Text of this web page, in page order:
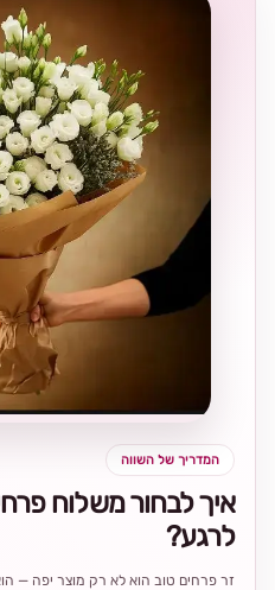
המדריך של השווה
איך לבחור משלוח
לרגע?
זר פרחים טוב הוא לא רק מוצר יפה —